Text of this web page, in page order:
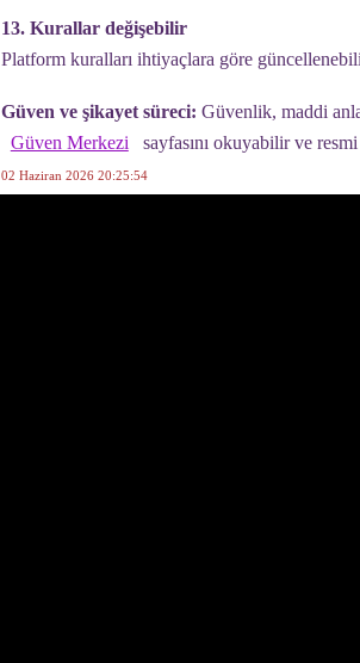
13. Kurallar değişebilir
Platform kuralları ihtiyaçlara göre
Güven ve şikayet süreci: Güvenlik, maddi
Güven Merkezi
sayfasını okuyabilir ve
02 Haziran 2026 20:25:54